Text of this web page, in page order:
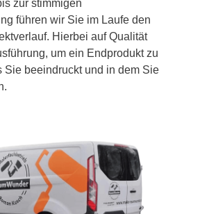
zur stimmigen
führen wir Sie im Laufe den
Hierbei auf Qualität
um ein Endprodukt zu
Sie beeindruckt und in dem Sie